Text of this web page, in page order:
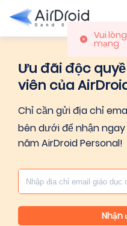
Ưu đãi độc
viên của
Chỉ cần gửi địa chỉ
bên dưới để nhận
năm AirDroid Personal!
Nhận
Vui
mạng